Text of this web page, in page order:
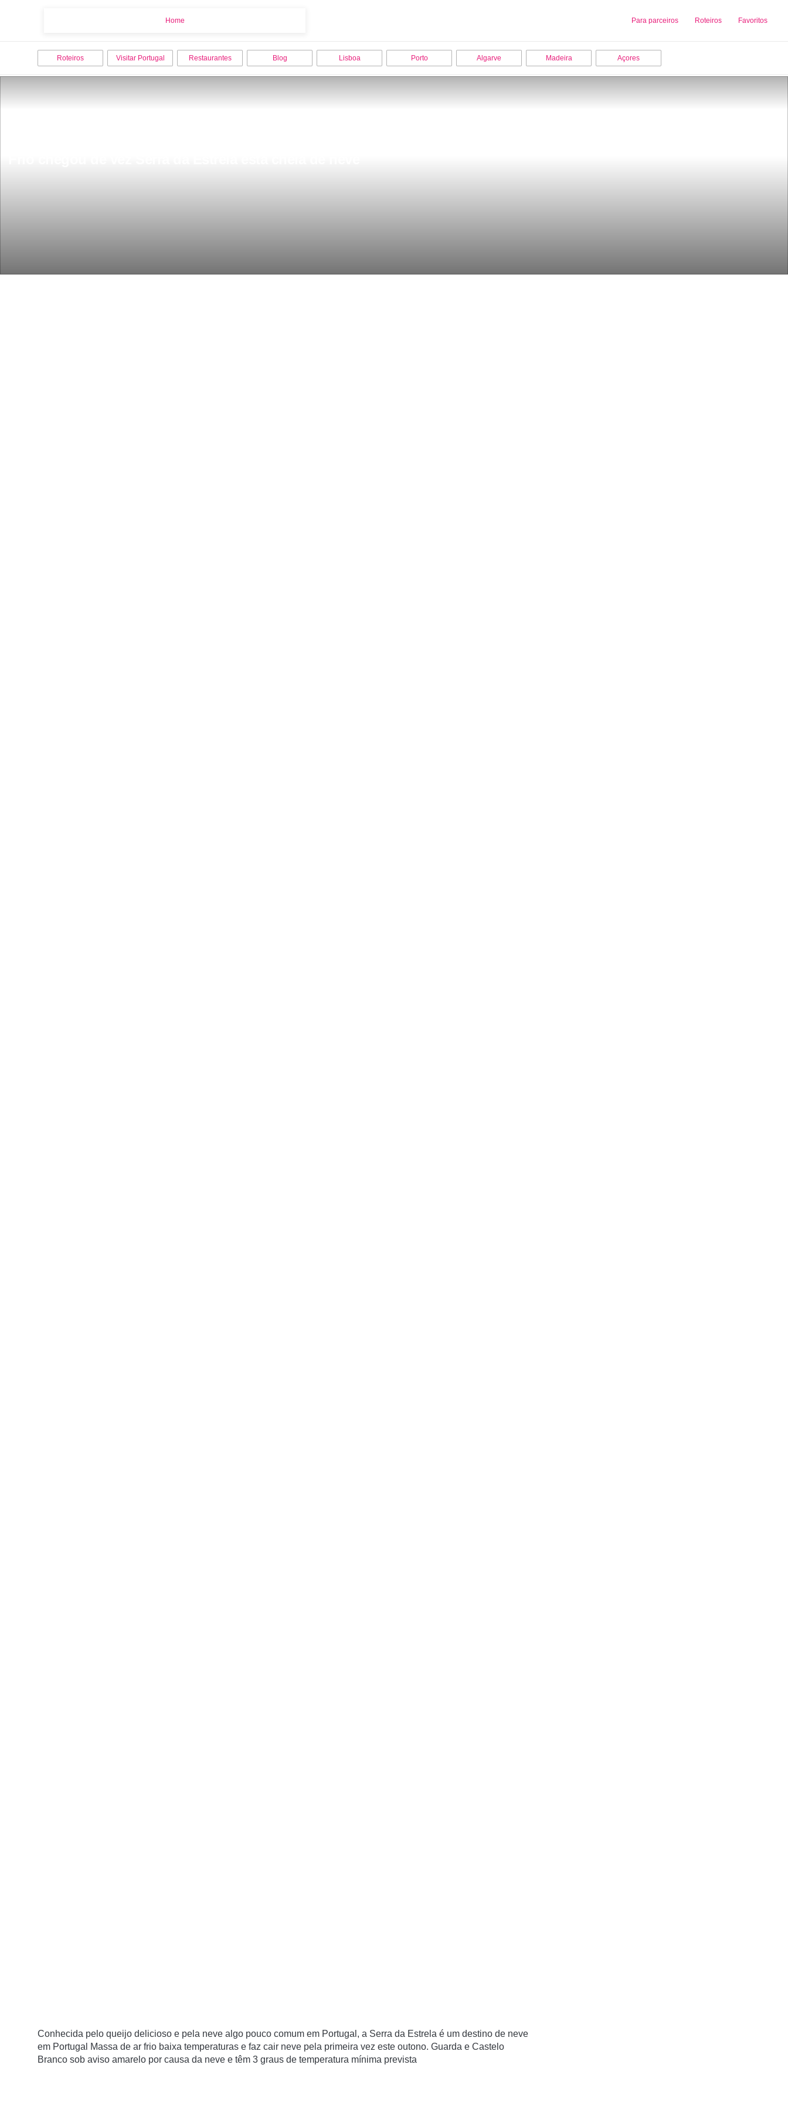
Home Para parceiros Roteiros Favoritos
Sobre nós Adicionar uma Empresa
Roteiros Visitar Portugal Restaurantes Blog Lisboa Porto Algarve Madeira Açores
Conhecida pelo queijo delicioso e pela neve algo pouco comum em Portugal, a Serra da Estrela é um destino de neve
em Portugal
Massa de ar frio baixa temperaturas e faz cair neve pela primeira vez este outono. Guarda e Castelo
Branco sob aviso amarelo por causa da neve e têm 3 graus de temperatura mínima prevista